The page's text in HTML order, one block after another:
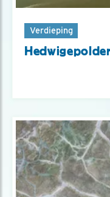
Verdieping